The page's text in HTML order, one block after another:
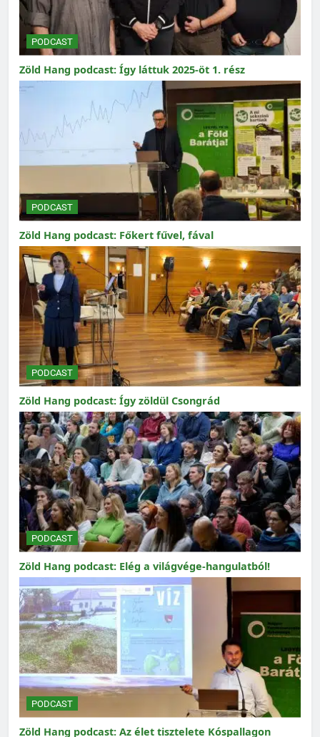
PODCAST
Zöld Hang podcast: Így láttuk 2025-öt 1. rész
PODCAST
Zöld Hang podcast: Főkert fűvel, fával
PODCAST
Zöld Hang podcast: Így zöldül Csongrád
PODCAST
Zöld Hang podcast: Elég a világvége-hangulatból!
PODCAST
Zöld Hang podcast: Az élet tisztelete Kóspallagon